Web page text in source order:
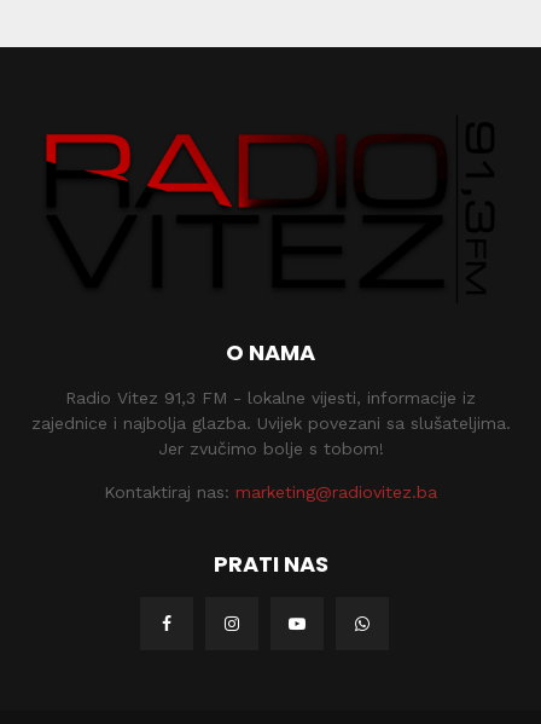
O NAMA
Radio Vitez 91,3 FM - lokalne vijesti, informacije iz
zajednice i najbolja glazba. Uvijek povezani sa slušateljima.
Jer zvučimo bolje s tobom!
Kontaktiraj nas: marketing@radiovitez.ba
PRATI NAS